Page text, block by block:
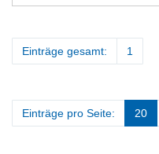
Einträge gesamt: 1
Einträge pro Seite: 20